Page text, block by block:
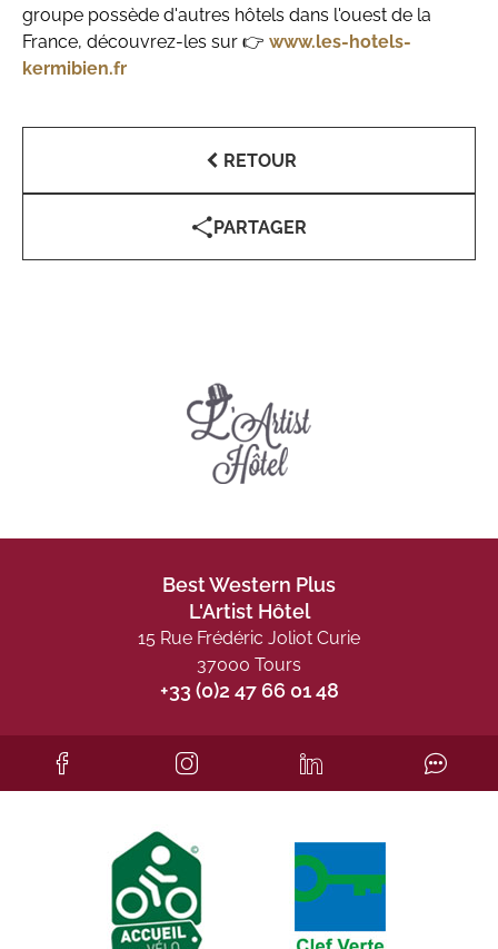
groupe possède d'autres hôtels dans l'ouest de la
France, découvrez-les sur 👉 www.les-hotels-
kermibien.fr
RETOUR
PARTAGER
Best Western Plus
L'Artist Hôtel
15 Rue Frédéric Joliot Curie
37000 Tours
+33 (0)2 47 66 01 48